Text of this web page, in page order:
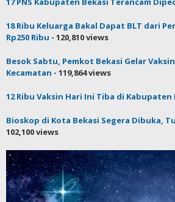
18 Ribu Keluarga Bakal Dapat BLT dari
Rp250 Ribu - 120,810 views
Besok Sabtu, Pemkot Bekasi Gelar
Kecamatan - 119,864 views
12 Ribu Vaksin Hari Ini Tiba di Kabupaten
Bioskop di Kota Bekasi Segera Dibuka,
102,100 views